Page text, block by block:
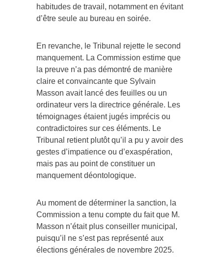
habitudes de travail, notamment en évitant
d’être seule au bureau en soirée.
En revanche, le Tribunal rejette le second
manquement. La Commission estime que
la preuve n’a pas démontré de manière
claire et convaincante que Sylvain
Masson avait lancé des feuilles ou un
ordinateur vers la directrice générale. Les
témoignages étaient jugés imprécis ou
contradictoires sur ces éléments. Le
Tribunal retient plutôt qu’il a pu y avoir des
gestes d’impatience ou d’exaspération,
mais pas au point de constituer un
manquement déontologique.
Au moment de déterminer la sanction, la
Commission a tenu compte du fait que M.
Masson n’était plus conseiller municipal,
puisqu’il ne s’est pas représenté aux
élections générales de novembre 2025.